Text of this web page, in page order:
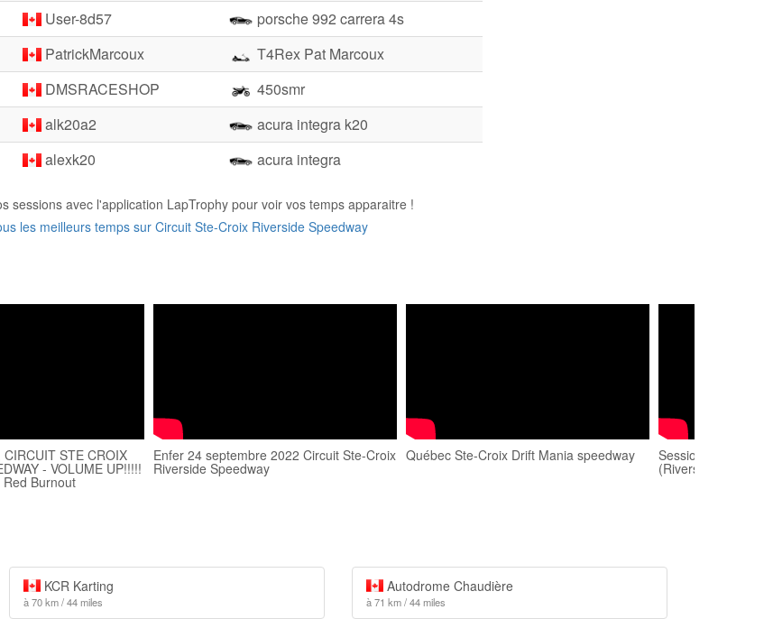
User-8d57
porsche 992 carrera 4s
PatrickMarcoux
T4Rex Pat Marcoux
DMSRACESHOP
450smr
alk20a2
acura integra k20
alexk20 acura integra
sessions avec l'application LapTrophy pour voir vos temps apparaitre !
les meilleurs temps sur Circuit Ste-Croix Riverside Speedway
STE CROIX
- VOLUME UP!!!!!
Burnout
Enfer 24 septembre 2022 Circuit Ste-Croix
Riverside Speedway
Québec Ste-Croix Drift Mania speedway Session lapping au
(Riverside
KCR Karting
à 70 km / 44 miles
Autodrome Chaudière
à 71 km / 44 miles